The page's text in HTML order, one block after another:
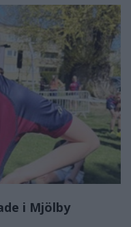
i Mjölby